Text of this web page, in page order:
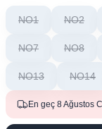
NO1 NO2
NO7 NO8
NO13 NO14
En geç 8 Ağustos